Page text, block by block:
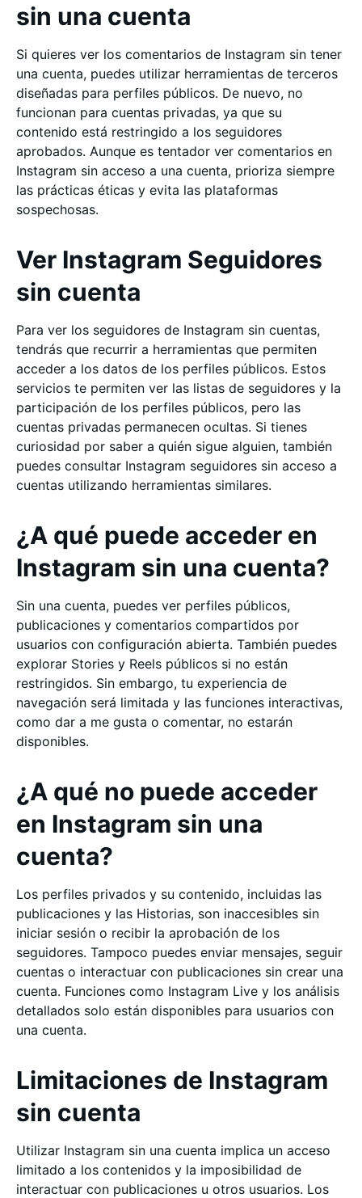
sin una cuenta
Si quieres ver los comentarios de Instagram sin tener
una cuenta, puedes utilizar herramientas de terceros
diseñadas para perfiles públicos. De nuevo, no
funcionan para cuentas privadas, ya que su
contenido está restringido a los seguidores
aprobados. Aunque es tentador ver comentarios en
Instagram sin acceso a una cuenta, prioriza siempre
las prácticas éticas y evita las plataformas
sospechosas.
Ver Instagram Seguidores
sin cuenta
Para ver los seguidores de Instagram sin cuentas,
tendrás que recurrir a herramientas que permiten
acceder a los datos de los perfiles públicos. Estos
servicios te permiten ver las listas de seguidores y la
participación de los perfiles públicos, pero las
cuentas privadas permanecen ocultas. Si tienes
curiosidad por saber a quién sigue alguien, también
puedes consultar Instagram seguidores sin acceso a
cuentas utilizando herramientas similares.
¿A qué puede acceder en
Instagram sin una cuenta?
Sin una cuenta, puedes ver perfiles públicos,
publicaciones y comentarios compartidos por
usuarios con configuración abierta. También puedes
explorar Stories y Reels públicos si no están
restringidos. Sin embargo, tu experiencia de
navegación será limitada y las funciones interactivas,
como dar a me gusta o comentar, no estarán
disponibles.
¿A qué no puede acceder
en Instagram sin una
cuenta?
Los perfiles privados y su contenido, incluidas las
publicaciones y las Historias, son inaccesibles sin
iniciar sesión o recibir la aprobación de los
seguidores. Tampoco puedes enviar mensajes, seguir
cuentas o interactuar con publicaciones sin crear una
cuenta. Funciones como Instagram Live y los análisis
detallados solo están disponibles para usuarios con
una cuenta.
Limitaciones de Instagram
sin cuenta
Utilizar Instagram sin una cuenta implica un acceso
limitado a los contenidos y la imposibilidad de
interactuar con publicaciones u otros usuarios. Los